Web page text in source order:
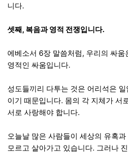
니다.
셋째, 복음과 영적 전쟁입니다.
에베소서 6장 말씀처럼, 우리의 싸
영적인 싸움입니다.
성도들끼리 다투는 것은 어리석은
이기 때문입니다. 몸의 각 지체가 서
서로 사랑해야 합니다.
오늘날 많은 사람들이 세상의 유혹
모르고 살아가고 있습니다. 그러나